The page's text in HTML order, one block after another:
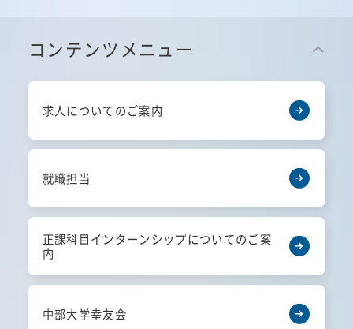
コンテンツメニュー
求人についてのご案内
就職担当
正課科目インターンシップについてのご案
内
中部大学幸友会